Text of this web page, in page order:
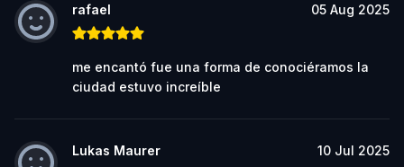
rafael 05 Aug 2025
me encantó fue una forma de conociéramos la
ciudad estuvo increíble
Lukas Maurer 10 Jul 2025